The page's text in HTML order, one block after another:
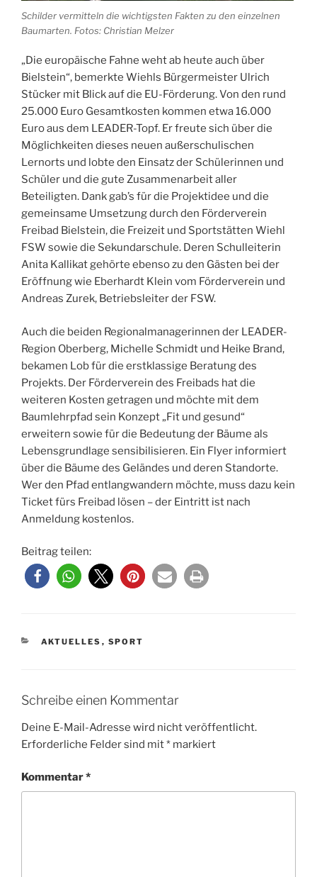
Schilder vermitteln die wichtigsten Fakten zu den einzelnen
Baumarten. Fotos: Christian Melzer
„Die europäische Fahne weht ab heute auch über
Bielstein“, bemerkte Wiehls Bürgermeister Ulrich
Stücker mit Blick auf die EU-Förderung. Von den rund
25.000 Euro Gesamtkosten kommen etwa 16.000
Euro aus dem LEADER-Topf. Er freute sich über die
Möglichkeiten dieses neuen außerschulischen
Lernorts und lobte den Einsatz der Schülerinnen und
Schüler und die gute Zusammenarbeit aller
Beteiligten. Dank gab’s für die Projektidee und die
gemeinsame Umsetzung durch den Förderverein
Freibad Bielstein, die Freizeit und Sportstätten Wiehl
FSW sowie die Sekundarschule. Deren Schulleiterin
Anita Kallikat gehörte ebenso zu den Gästen bei der
Eröffnung wie Eberhardt Klein vom Förderverein und
Andreas Zurek, Betriebsleiter der FSW.
Auch die beiden Regionalmanagerinnen der LEADER-
Region Oberberg, Michelle Schmidt und Heike Brand,
bekamen Lob für die erstklassige Beratung des
Projekts. Der Förderverein des Freibads hat die
weiteren Kosten getragen und möchte mit dem
Baumlehrpfad sein Konzept „Fit und gesund“
erweitern sowie für die Bedeutung der Bäume als
Lebensgrundlage sensibilisieren. Ein Flyer informiert
über die Bäume des Geländes und deren Standorte.
Wer den Pfad entlangwandern möchte, muss dazu kein
Ticket fürs Freibad lösen – der Eintritt ist nach
Anmeldung kostenlos.
Beitrag teilen:
KATEGORIEN
AKTUELLES , SPORT
Schreibe einen Kommentar
Deine E-Mail-Adresse wird nicht veröffentlicht.
Erforderliche Felder sind mit* markiert
Kommentar*